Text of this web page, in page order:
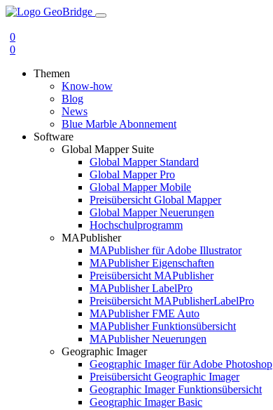
0
0
Themen
Know-how
Blog
News
Blue Marble Abonnement
Software
Global Mapper Suite
Global Mapper Standard
Global Mapper Pro
Global Mapper Mobile
Preisübersicht Global Mapper
Global Mapper Neuerungen
Hochschulprogramm
MAPublisher
MAPublisher für Adobe Illustrator
MAPublisher Eigenschaften
Preisübersicht MAPublisher
MAPublisher LabelPro
Preisübersicht MAPublisherLabelPro
MAPublisher FME Auto
MAPublisher Funktionsübersicht
MAPublisher Neuerungen
Geographic Imager
Geographic Imager für Adobe Photoshop
Preisübersicht Geographic Imager
Geographic Imager Funktionsübersicht
Geographic Imager Basic